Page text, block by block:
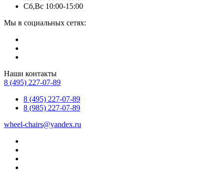
Сб,Вс 10:00-15:00
Мы в социальных сетях:
Наши контакты
8 (495) 227-07-89
8 (495) 227-07-89
8 (985) 227-07-89
wheel-chairs@yandex.ru